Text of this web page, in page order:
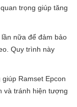
trọng giúp tăng
nữa để đảm bảo
Quy trình này
Ramset Epcon
và tránh hiện tượng